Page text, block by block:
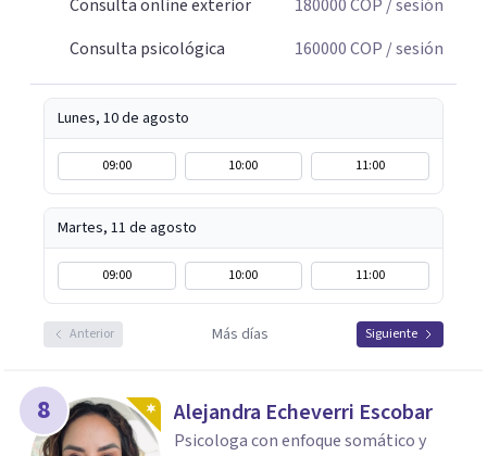
Consulta online exterior
180000COP / sesión
Consulta psicológica
160000COP / sesión
Lunes, 10 de agosto
09:00 10:00 11:00
Martes, 11 de agosto
09:00 10:00 11:00
Anterior Más días Siguiente
8 Alejandra Echeverri Escobar
Psicologa con enfoque somático y